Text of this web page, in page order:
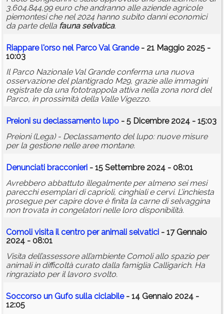
3.604.844,99 euro che andranno alle aziende agricole
piemontesi che nel 2024 hanno subito danni economici
da parte della fauna selvatica.
Riappare l'orso nel Parco Val Grande- 21 Maggio 2025 -
10:03
Il Parco Nazionale Val Grande conferma una nuova
osservazione del plantigrado M29, grazie alle immagini
registrate da una fototrappola attiva nella zona nord del
Parco, in prossimità della Valle Vigezzo.
Preioni su declassamento lupo - 5 Dicembre 2024 - 15:03
Preioni (Lega) - Declassamento del lupo: nuove misure
per la gestione nelle aree montane.
Denunciati bracconieri - 15 Settembre 2024 - 08:01
Avrebbero abbattuto illegalmente per almeno sei mesi
parecchi esemplari di caprioli, cinghiali e cervi. L’inchiesta
prosegue per capire dove è finita la carne di selvaggina
non trovata in congelatori nelle loro disponibilità.
Comoli visita il centro per animali selvatici - 17 Gennaio
2024 - 08:01
Visita dell’assessore all’ambiente Comoli allo spazio per
animali in difficoltà curato dalla famiglia Calligarich. Ha
ringraziato per il lavoro svolto.
Soccorso un Gufo sulla ciclabile- 14 Gennaio 2024 -
12:05